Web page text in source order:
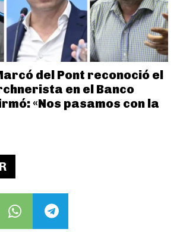
del Pont reconoció el
en el Banco
«Nos pasamos con la